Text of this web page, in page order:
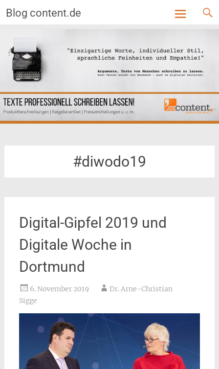
Blog content.de
Skip
content
#diwodo19
Digital-Gipfel 2019 und
Digitale Woche in
Dortmund
6. November 2019
Dr. Arne-Christian
Sigge